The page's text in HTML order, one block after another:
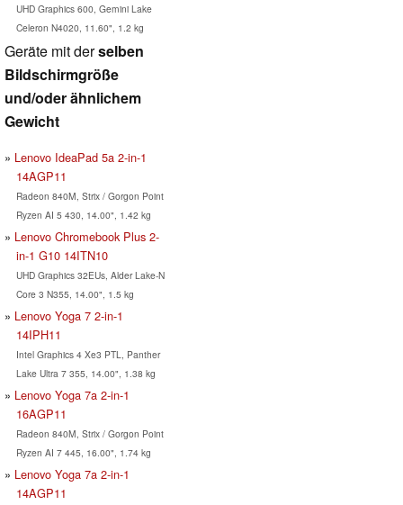
UHD Graphics 600, Gemini Lake
Celeron N4020, 11.60", 1.2 kg
Geräte mit derselben
Bildschirmgröße
und/oder ähnlichem
Gewicht
Lenovo IdeaPad 5a 2-in-1
14AGP11
Radeon 840M, Strix / Gorgon Point
Ryzen AI 5 430, 14.00", 1.42 kg
Lenovo Chromebook Plus 2-
in-1 G10 14ITN10
UHD Graphics 32EUs, Alder Lake-N
Core 3 N355, 14.00", 1.5 kg
Lenovo Yoga 7 2-in-1
14IPH11
Intel Graphics 4 Xe3 PTL, Panther
Lake Ultra 7 355, 14.00", 1.38 kg
Lenovo Yoga 7a 2-in-1
16AGP11
Radeon 840M, Strix / Gorgon Point
Ryzen AI 7 445, 16.00", 1.74 kg
Lenovo Yoga 7a 2-in-1
14AGP11